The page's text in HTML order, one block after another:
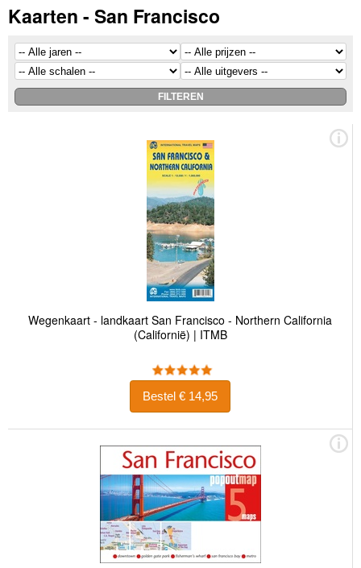
Kaarten - San Francisco
Wegenkaart - landkaart San Francisco - Northern California
(Californië) | ITMB
Bestel € 14,95